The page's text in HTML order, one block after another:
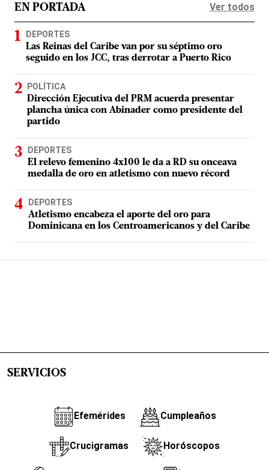
EN PORTADA Ver todos
DEPORTES
Las Reinas del Caribe van por su séptimo oro
seguido en los JCC, tras derrotar a Puerto Rico
POLÍTICA
Dirección Ejecutiva del PRM acuerda presentar
plancha única con Abinader como presidente del
partido
DEPORTES
El relevo femenino 4x100 le da a RD su onceava
medalla de oro en atletismo con nuevo récord
DEPORTES
Atletismo encabeza el aporte del oro para
Dominicana en los Centroamericanos y del Caribe
SERVICIOS
Efemérides Cumpleaños
Crucigramas Horóscopos